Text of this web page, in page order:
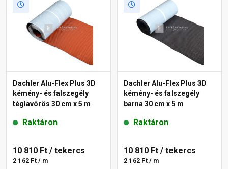
Dachler Alu-Flex Plus 3D
kémény- és falszegély
téglavörös 30 cm x 5 m
Raktáron
10 810 Ft / tekercs
2 162 Ft / m
Dachler Alu-Flex Plus 3D
kémény- és falszegély
barna 30 cm x 5 m
Raktáron
10 810 Ft / tekercs
2 162 Ft / m